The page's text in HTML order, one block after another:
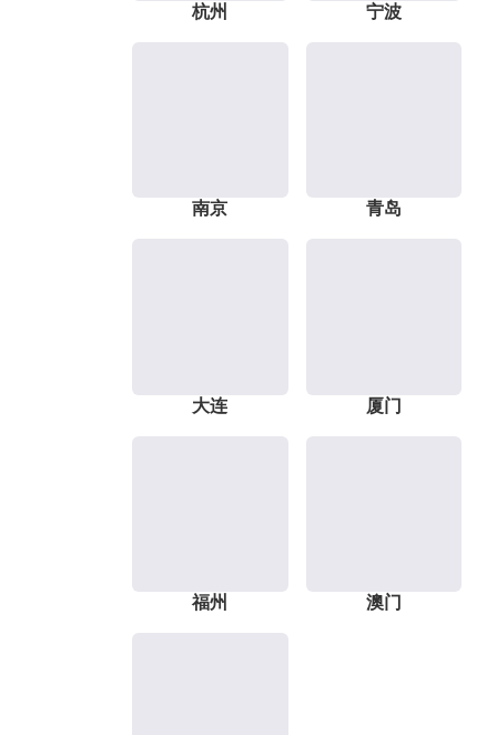
杭州 宁波
南京 青岛
大连 厦门
福州 澳门